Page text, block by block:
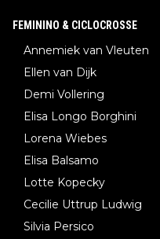
FEMININO & CICLOCROSSE
Annemiek van Vleuten
Ellen van Dijk
Demi Vollering
Elisa Longo Borghini
Lorena Wiebes
Elisa Balsamo
Lotte Kopecky
Cecilie Uttrup Ludwig
Silvia Persico